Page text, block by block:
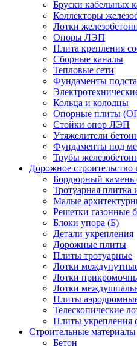
Бруски кабельных
Коллекторы
Лотки
Опоры ЛЭП
Плита крепления
Сборные каналы
Тепловые сети
Фундаменты
Кольца и колодцы
Опорные плиты
Стойки опор ЛЭП
Утяжелители
Фундаменты под
Трубы
Дорожное строительство
Бордюрный камень
Тротуарная
Малые
Решетки газонные
Блоки упора (Б)
Детали укрепления
Дорожные плиты
Плиты тротуарные
Лотки
Лотки
Лотки
Плиты
Телескопические
Плиты укрепления
Строительные материалы
Бетон